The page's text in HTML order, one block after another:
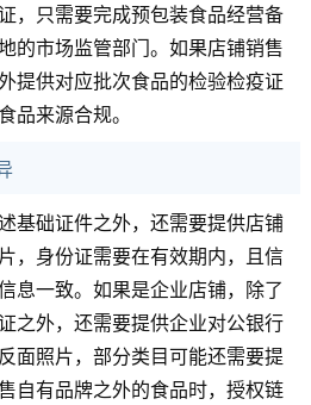
，只需要完成预包装食品经营备
的市场监管部门。如果店铺销售
提供对应批次食品的检验检疫证
品来源合规。
基础证件之外，还需要提供店铺
，身份证需要在有效期内，且信
息一致。如果是企业店铺，除了
之外，还需要提供企业对公银行
面照片，部分类目可能还需要提
自有品牌之外的食品时，授权链